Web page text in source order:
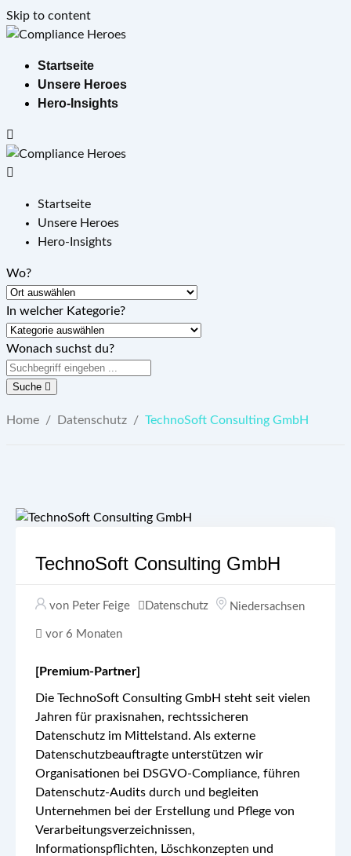
Skip to content
Startseite
Unsere Heroes
Hero-Insights
Startseite
Unsere Heroes
Hero-Insights
Wo?
In welcher Kategorie?
Wonach suchst du?
Suche
Home / Datenschutz / TechnoSoft Consulting GmbH
TechnoSoft Consulting GmbH
von Peter Feige Datenschutz Niedersachsen
vor 6 Monaten
[Premium-Partner]
Die TechnoSoft Consulting GmbH steht seit vielen
Jahren für praxisnahen, rechtssicheren
Datenschutz im Mittelstand. Als externe
Datenschutzbeauftragte unterstützen wir
Organisationen bei DSGVO‑Compliance, führen
Datenschutz‑Audits durch und begleiten
Unternehmen bei der Erstellung und Pflege von
Verarbeitungsverzeichnissen,
Informationspflichten, Löschkonzepten und